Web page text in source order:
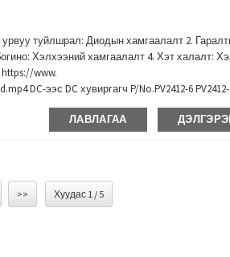
урвуу туйлшрал: Диодын хамгаалалт 2.
Хэлхээний хамгаалалт 4. Хэт халалт:
www.
DC-ээс DC хувиргагч P/No.PV2412-6 PV2412-
Оролтын хүчдэл 20-30V Гаралтын хүчдэл 12-
ЛАВЛАГАА
>> Хуудас 1 / 5